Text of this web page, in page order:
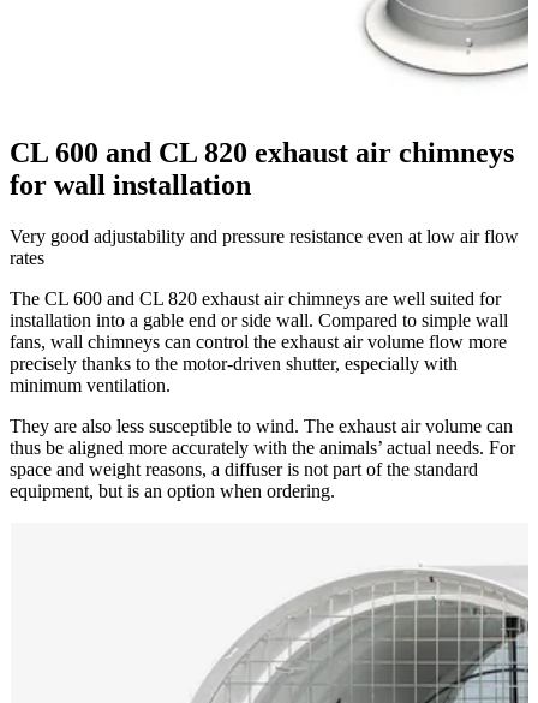
CL 600 and CL 820 exhaust air chimneys
for wall installation
Very good adjustability and pressure resistance even at low air flow
rates
The CL 600 and CL 820 exhaust air chimneys are well suited for
installation into a gable end or side wall. Compared to simple wall
fans, wall chimneys can control the exhaust air volume flow more
precisely thanks to the motor-driven shutter, especially with
minimum ventilation.
They are also less susceptible to wind. The exhaust air volume can
thus be aligned more accurately with the animals’ actual needs. For
space and weight reasons, a diffuser is not part of the standard
equipment, but is an option when ordering.